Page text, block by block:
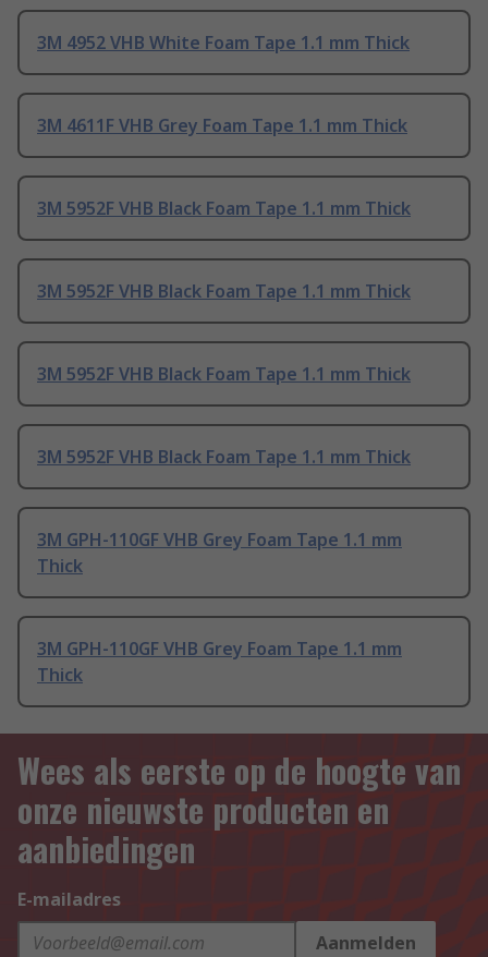
3M 4952 VHB White Foam Tape 1.1 mm Thick
3M 4611F VHB Grey Foam Tape 1.1 mm Thick
3M 5952F VHB Black Foam Tape 1.1 mm Thick
3M 5952F VHB Black Foam Tape 1.1 mm Thick
3M 5952F VHB Black Foam Tape 1.1 mm Thick
3M 5952F VHB Black Foam Tape 1.1 mm Thick
3M GPH-110GF VHB Grey Foam Tape 1.1 mm
Thick
3M GPH-110GF VHB Grey Foam Tape 1.1 mm
Thick
Wees als eerste op de hoogte van
onze nieuwste producten en
aanbiedingen
E-mailadres
Aanmelden